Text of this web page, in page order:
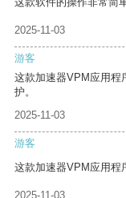
2025-11-03
游客
这款加速器VPM应用程
护。
2025-11-03
游客
这款加速器VPM应用程
2025-11-03